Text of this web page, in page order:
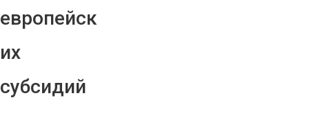
европейск
их
субсидий